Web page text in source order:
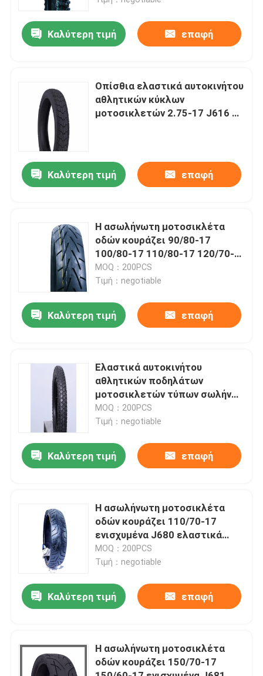
Προϊόντα
Σχετικά με εμάς
Γύρος εργοστασίων
επαφή
Όλες οι περιπτώσεις
Ρόδα μοτοσικλετών οδών
Καλύτερη τιμή επαφή
Οπίσθια ελαστικά αυτοκινήτου
αθλητικών κύκλων
μοτοσικλετών 2.75-17 J616 6
Καλύτερη τιμή επαφή
Η ασωλήνωτη μοτοσικλέτα
οδών κουράζει 90/80-17
100/80-17 110/80-17 120/70-
17 130/80-17 ενισχυμένα J655
ελαστικά αυτοκινήτου
MOQ：200PCS
Τιμή：negotiable
Καλύτερη τιμή επαφή
Ελαστικά αυτοκινήτου
αθλητικών ποδηλάτων
μοτοσικλετών τύπων σωλήνων
2.75-17 J659 4 ΖΕΥΓΆΡΙΑ 6
ΖΕΥΓΆΡΙΑ TT/TL 47P ΟΔΓ
MOQ：200PCS
Τιμή：negotiable
Καλύτερη τιμή επαφή
Η ασωλήνωτη μοτοσικλέτα
οδών κουράζει 110/70-17
ενισχυμένα J680 ελαστικά
αυτοκινήτου αθλητικών
ποδηλάτων
MOQ：200PCS
Τιμή：negotiable
Καλύτερη τιμή επαφή
Η ασωλήνωτη μοτοσικλέτα
οδών κουράζει 150/70-17